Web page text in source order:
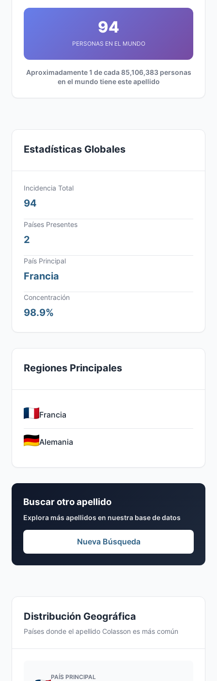
94
PERSONAS EN EL MUNDO
Aproximadamente 1 de cada 85,106,383 personas
en el mundo tiene este apellido
Distribución Geográfica
Países donde el apellido Colasson es más común
PAÍS PRINCIPAL
Estadísticas Globales
Incidencia Total
94
Países Presentes
2
País Principal
Francia
Concentración
98.9%
Regiones Principales
Francia
Alemania
Buscar otro apellido
Explora más apellidos en nuestra base de datos
Nueva Búsqueda